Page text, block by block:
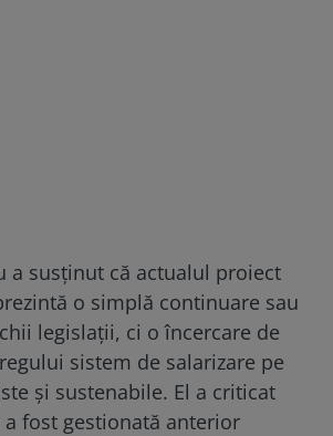
a susținut că actualul proiect
o simplă continuare sau
legislații, ci o încercare de
sistem de salarizare pe
și sustenabile. El a criticat
fost gestionată anterior